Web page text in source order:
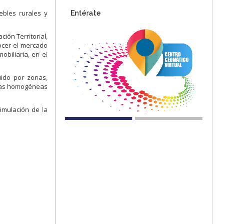
rurales y
Territorial,
el mercado
en el
por zonas,
homogéneas
de la
Entérate